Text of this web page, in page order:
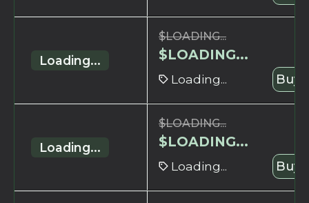
Loading...
$LOADING...
$LOADING...
Loading... Buy
Loading...
$LOADING...
$LOADING...
Loading... Buy